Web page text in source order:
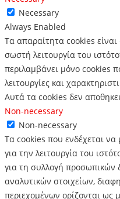
Necessary
Always Enabled
Τα απαραίτητα cookies
σωστή λειτουργία του
περιλαμβάνει μόνο cookies
λειτουργίες και
Αυτά τα cookies δεν
Non-necessary
Non-necessary
Τα cookies που ενδέχεται να
για την λειτουργία του
για τη συλλογή
αναλυτικών στοιχείων,
περιεχομένων ορίζονται ως